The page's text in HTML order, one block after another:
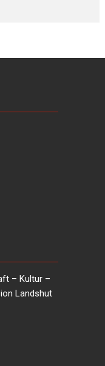
– Kultur –
Landshut